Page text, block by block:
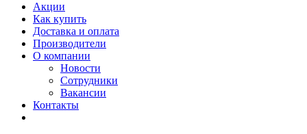
Акции
Как купить
Доставка и оплата
Производители
О компании
Новости
Сотрудники
Вакансии
Контакты